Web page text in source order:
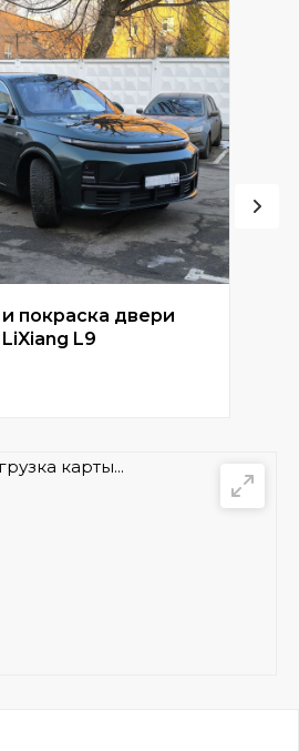
покраска двери
LiXiang L9
карты...